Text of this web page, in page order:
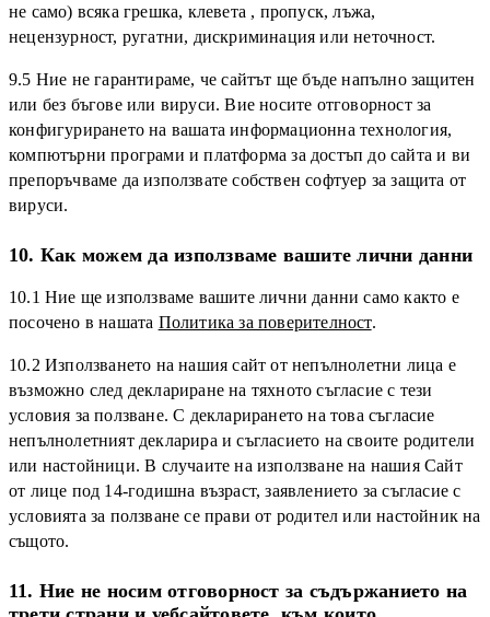
не само) всяка грешка, клевета , пропуск, лъжа,
нецензурност, ругатни, дискриминация или неточност.
9.5 Ние не гарантираме, че сайтът ще бъде напълно защитен
или без бъгове или вируси. Вие носите отговорност за
конфигурирането на вашата информационна технология,
компютърни програми и платформа за достъп до сайта и ви
препоръчваме да използвате собствен софтуер за защита от
вируси.
10. Как можем да използваме вашите лични данни
10.1 Ние ще използваме вашите лични данни само както е
посочено в нашата Политика за поверителност.
10.2 Използването на нашия сайт от непълнолетни лица е
възможно след деклариране на тяхното съгласие с тези
условия за ползване. С декларирането на това съгласие
непълнолетният декларира и съгласието на своите родители
или настойници. В случаите на използване на нашия Сайт
от лице под 14-годишна възраст, заявлението за съгласие с
условията за ползване се прави от родител или настойник на
същото.
11. Ние не носим отговорност за съдържанието на